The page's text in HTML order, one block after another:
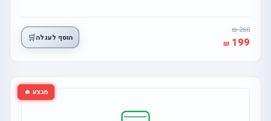
260
199 הוסף לעגלה🛒
מבצע 🔥